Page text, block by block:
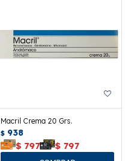
Macril Crema 20 Grs.
$ 938
$ 797 $ 797